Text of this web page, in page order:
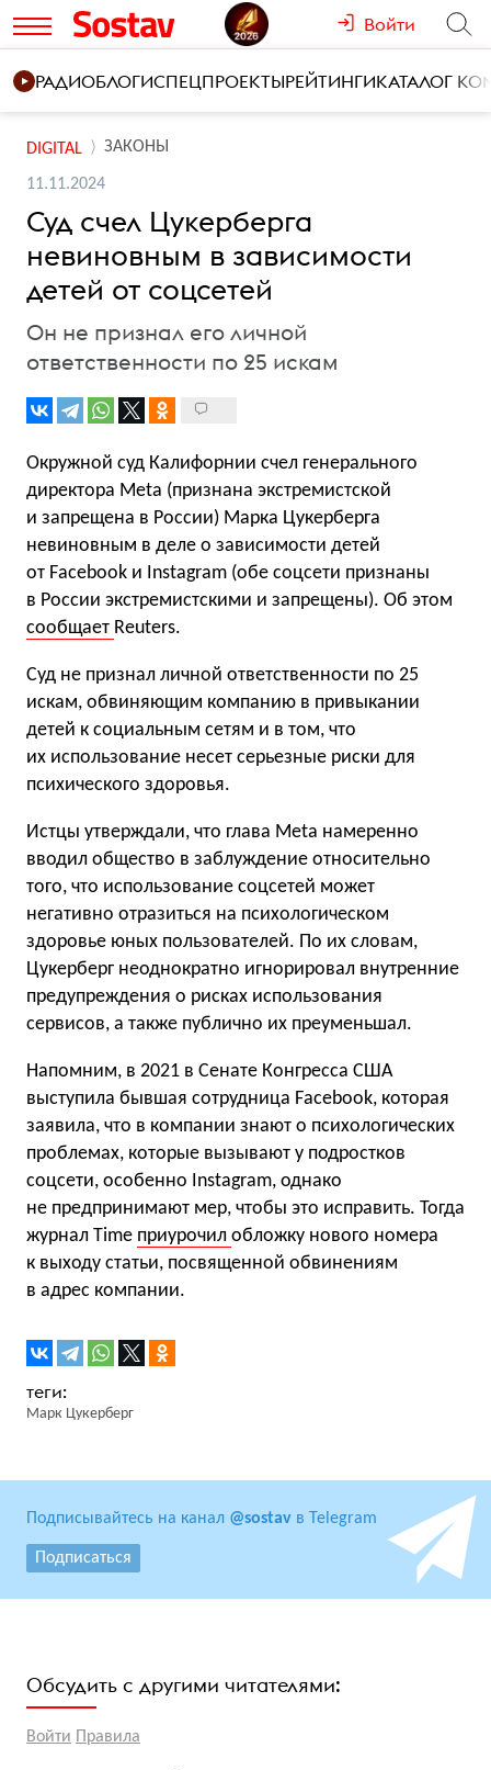
Войти
РАДИОБЛОГИСПЕЦПРОЕКТЫРЕЙТИНГИКАТАЛОГ
DIGITAL ЗАКОНЫ
11.11.2024
Суд счел Цукерберга
невиновным в зависимости
детей от соцсетей
Он не признал его личной
ответственности по 25 искам
Окружной суд Калифорнии счел генерального
директора Meta (признана экстремистской
и запрещена в России) Марка Цукерберга
невиновным в деле о зависимости детей
от Facebook и Instagram (обе соцсети признаны
в России экстремистскими и запрещены). Об этом
сообщает Reuters.
Суд не признал личной ответственности по 25
искам, обвиняющим компанию в привыкании
детей к социальным сетям и в том, что
их использование несет серьезные риски для
психического здоровья.
Истцы утверждали, что глава Meta намеренно
вводил общество в заблуждение относительно
того, что использование соцсетей может
негативно отразиться на психологическом
здоровье юных пользователей. По их словам,
Цукерберг неоднократно игнорировал внутренние
предупреждения о рисках использования
сервисов, а также публично их преуменьшал.
Напомним, в 2021 в Сенате Конгресса США
выступила бывшая сотрудница Facebook, которая
заявила, что в компании знают о психологических
проблемах, которые вызывают у подростков
соцсети, особенно Instagram, однако
не предпринимают мер, чтобы это исправить. Тогда
журнал Time приурочил обложку нового номера
к выходу статьи, посвященной обвинениям
в адрес компании.
Марк Цукерберг
Подписывайтесь на канал @sostav в Telegram
Подписаться
Обсудить с другими читателями:
Войти Правила